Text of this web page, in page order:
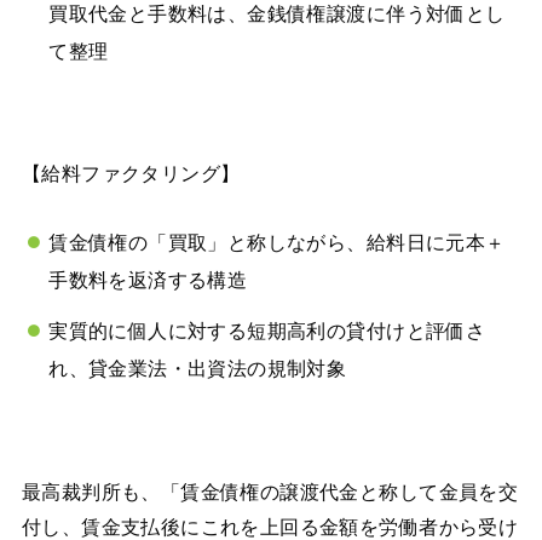
買取代金と手数料は、金銭債権譲渡に伴う対価とし
て整理
【給料ファクタリング】
賃金債権の「買取」と称しながら、給料日に元本＋
手数料を返済する構造
実質的に個人に対する短期高利の貸付けと評価さ
れ、貸金業法・出資法の規制対象
最高裁判所も、「賃金債権の譲渡代金と称して金員を交
付し、賃金支払後にこれを上回る金額を労働者から受け